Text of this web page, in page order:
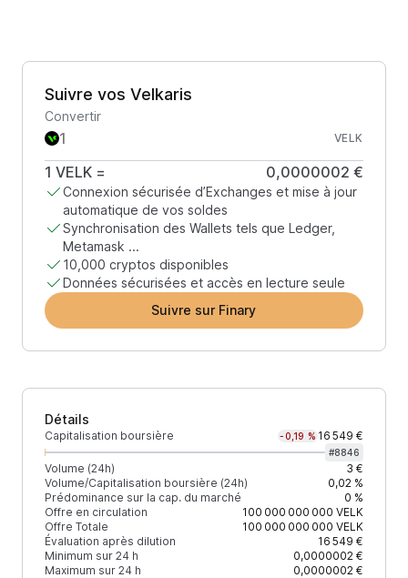
Suivre vos Velkaris
Convertir
VELK
1 VELK = 0,0000002 €
Connexion sécurisée d’Exchanges et mise à jour
automatique de vos soldes
Synchronisation des Wallets tels que Ledger,
Metamask ...
10,000 cryptos disponibles
Données sécurisées et accès en lecture seule
Suivre sur Finary
Détails
Capitalisation boursière -0,19 % 16 549 €
#8846
Volume (24h)
3 €
Volume/Capitalisation boursière (24h)
0,02 %
Prédominance sur la cap. du marché
0 %
Offre en circulation
100 000 000 000 VELK
Offre Totale
100 000 000 000 VELK
Évaluation après dilution
16 549 €
Minimum sur 24 h
0,0000002 €
Maximum sur 24 h
0,0000002 €